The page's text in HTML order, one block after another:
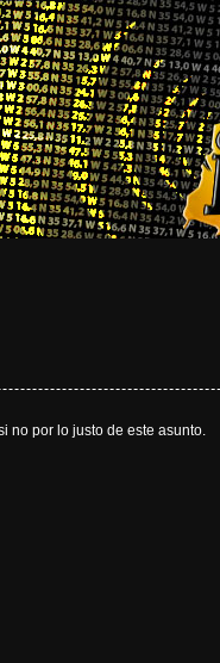
no por lo justo de este asunto.